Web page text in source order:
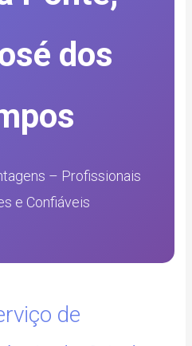
dos
– Profissionais
e Confiáveis
de